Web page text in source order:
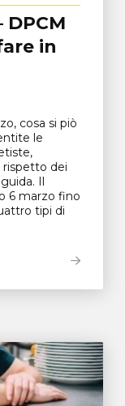
DPCM
in
cosa si piò
le
dei
Il
6 marzo fino
tipi di